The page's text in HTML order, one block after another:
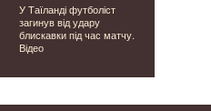
У Таїланді футболіст
загинув від удару
блискавки під час матчу.
Відео